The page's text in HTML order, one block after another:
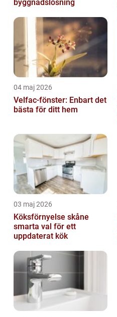
byggnadslösning
04 maj 2026
Velfac-fönster: Enbart det
bästa för ditt hem
03 maj 2026
Köksförnyelse skåne
smarta val för ett
uppdaterat kök